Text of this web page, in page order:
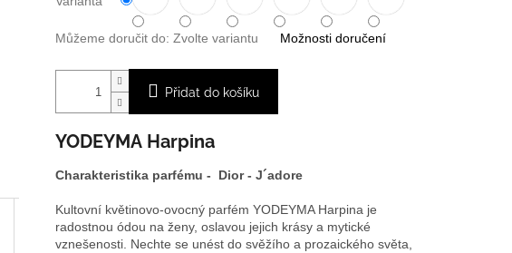
Můžeme doručit do: Zvolte variantu Možnosti doručení
Přidat do košíku
YODEYMA Harpina
Charakteristika parfému - Dior - J´adore
Kultovní květinovo-ovocný parfém YODEYMA Harpina je
radostnou ódou na ženy, oslavou jejich krásy a mytické
vznešenosti. Nechte se unést do svěžího a prozaického světa,